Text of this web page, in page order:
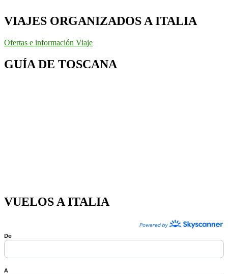
VIAJES ORGANIZADOS A ITALIA
Ofertas e información Viaje
GUÍA DE TOSCANA
VUELOS A ITALIA